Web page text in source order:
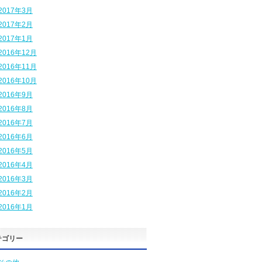
年3月
年2月
年1月
年12月
年11月
年10月
年9月
年8月
年7月
年6月
年5月
年4月
年3月
年2月
年1月
ゴリー